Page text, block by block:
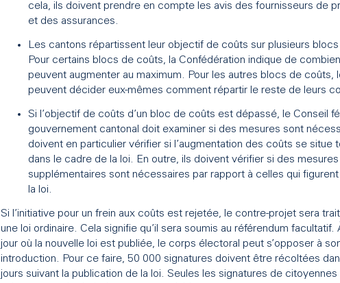
cela, ils doivent prendre en compte les avis des fournisseurs de
et des assurances.
Les cantons répartissent leur objectif de coûts sur plusieurs
Pour certains blocs de coûts, la Confédération indique de
peuvent augmenter au maximum. Pour les autres blocs de coûts,
peuvent décider eux-mêmes comment répartir le reste de leurs
Si l’objectif de coûts d’un bloc de coûts est dépassé, le Conseil
gouvernement cantonal doit examiner si des mesures sont
doivent en particulier vérifier si l’augmentation des coûts se situe
dans le cadre de la loi. En outre, ils doivent vérifier si des mesures
supplémentaires sont nécessaires par rapport à celles qui figurent
la loi.
Si l’initiative pour un frein aux coûts est rejetée, le contre-projet sera
une loi ordinaire. Cela signifie qu’il sera soumis au référendum facultatif.
jour où la nouvelle loi est publiée, le corps électoral peut s’opposer à
introduction. Pour ce faire, 50 000 signatures doivent être récoltées
jours suivant la publication de la loi. Seules les signatures de